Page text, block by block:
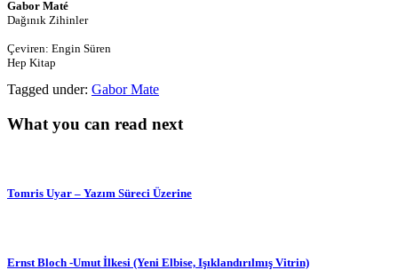
Gabor Maté
Dağınık Zihinler
Çeviren: Engin Süren
Hep Kitap
Tagged under: Gabor Mate
What you can read next
Tomris Uyar – Yazım Süreci Üzerine
Ernst Bloch -Umut İlkesi (Yeni Elbise, Işıklandırılmış Vitrin)